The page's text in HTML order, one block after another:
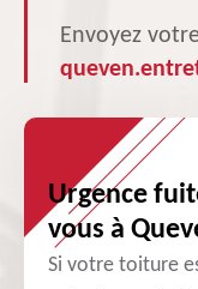
Envoyez
Urgence
vous à
Si votre toiture